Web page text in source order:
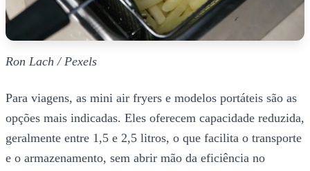
Ron Lach / Pexels
Para viagens, as mini air fryers e modelos portáteis são as
opções mais indicadas. Eles oferecem capacidade reduzida,
geralmente entre 1,5 e 2,5 litros, o que facilita o transporte
e o armazenamento, sem abrir mão da eficiência no